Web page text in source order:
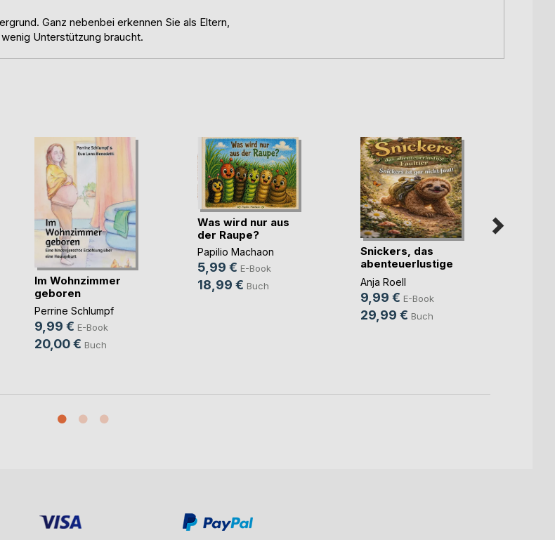
Ganz nebenbei erkennen Sie als Eltern,
Unterstützung braucht.
Im Wohnzimmer
geboren
Perrine Schlumpf
9,99 € E-Book
20,00 € Buch
Was wird nur aus
der Raupe?
Papilio Machaon
5,99 € E-Book
18,99 € Buch
Snickers, das
abenteuerlustige
Faultier
Anja Roell
9,99 € E-Book
29,99 € Buch